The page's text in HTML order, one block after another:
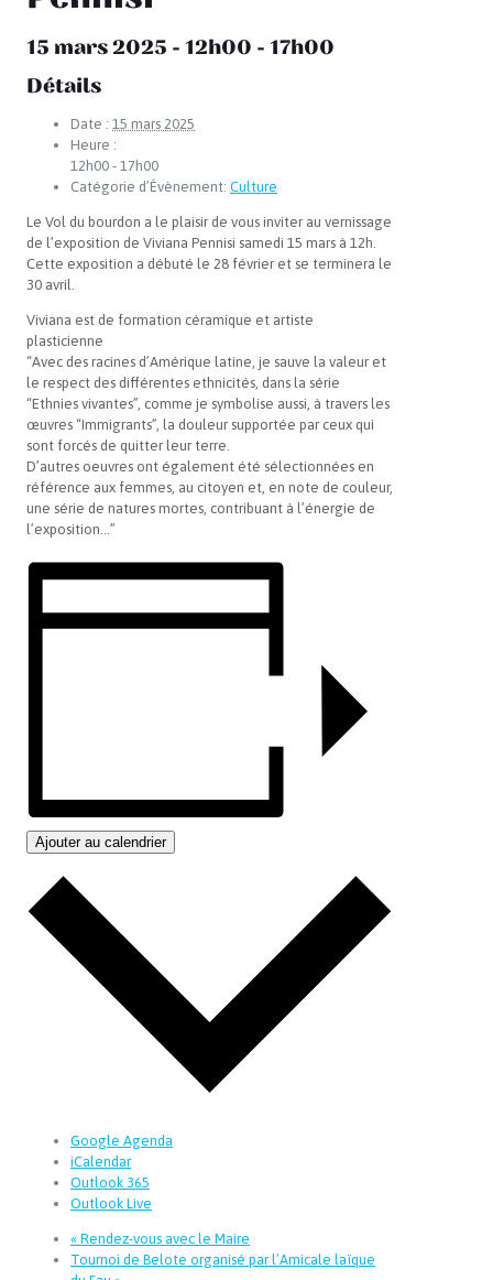
15 mars 2025 - 12h00 - 17h00
Détails
Date : 15 mars 2025
Heure :
12h00 - 17h00
Catégorie d’Évènement: Culture
Le Vol du bourdon a le plaisir de vous inviter au vernissage
de l’exposition de Viviana Pennisi samedi 15 mars à 12h.
Cette exposition a débuté le 28 février et se terminera le
30 avril.
Viviana est de formation céramique et artiste
plasticienne
“Avec des racines d’Amérique latine, je sauve la valeur et
le respect des différentes ethnicités, dans la série
“Ethnies vivantes”, comme je symbolise aussi, à travers les
œuvres “Immigrants”, la douleur supportée par ceux qui
sont forcés de quitter leur terre.
D’autres oeuvres ont également été sélectionnées en
référence aux femmes, au citoyen et, en note de couleur,
une série de natures mortes, contribuant à l’énergie de
l’exposition…”
Ajouter au calendrier
Google Agenda
iCalendar
Outlook 365
Outlook Live
« Rendez-vous avec le Maire
Tournoi de Belote organisé par l’Amicale laïque